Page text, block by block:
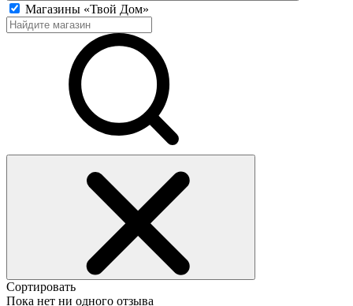
Магазины «Твой Дом»
Сортировать
Пока нет ни одного отзыва